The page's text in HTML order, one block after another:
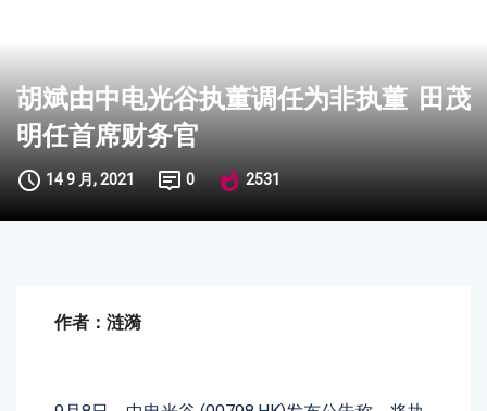
胡斌由中电光谷执董调任为非执董 田茂
明任首席财务官
14 9 月, 2021 0 2531
作者：涟漪